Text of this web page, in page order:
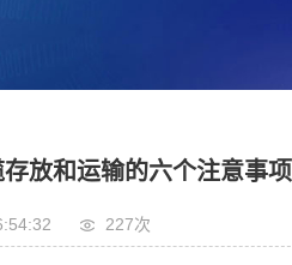
放和运输的六个注意事项
227次